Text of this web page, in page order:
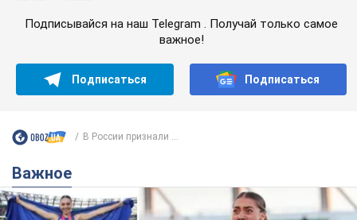
Подписывайся на наш Telegram . Получай только самое
важное!
Подписаться Подписаться
В России признали ...
Важное